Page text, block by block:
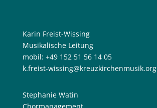
Karin Freist-Wissing
Musikalische Leitung
mobil: +49 152 51 56 14 05
k.freist-wissing@kreuzkirchenmusik.org
Stephanie Watin